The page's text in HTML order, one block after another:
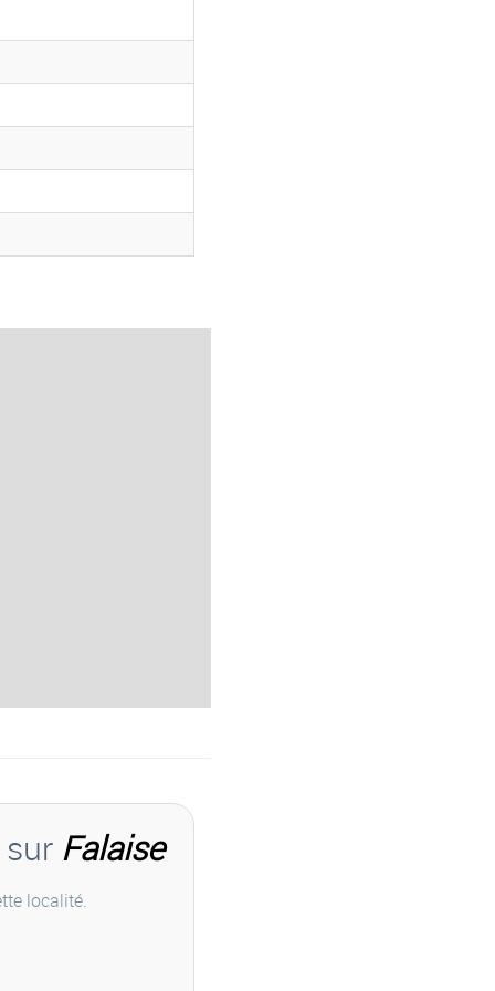
Falaise
localité.